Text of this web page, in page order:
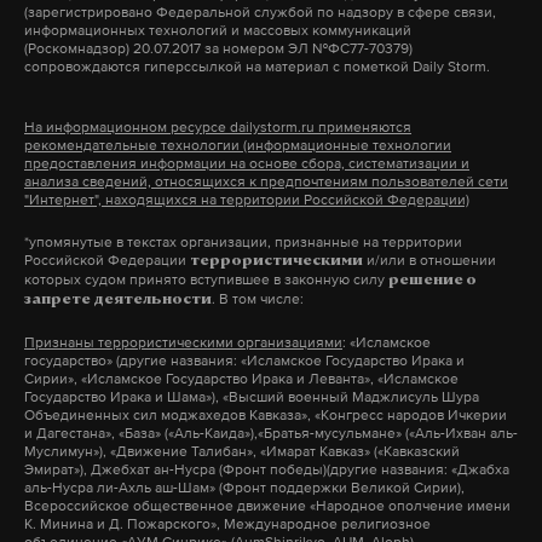
Подпишитесь на Daily Storm вMAX. Он
работает там, где тормозит интернет.
А еще мы есть вTelegram,Дзени VK
Макс Telegram
Дзен VK
Нарусова отсутствовала на
заседании Совета
Федерации, где приняли
закон о повышении
призывного возраста до 30
лет
* Meta, Facebook, Instagram признаны в России
Подпишитесь на Daily Storm вMAX. Он
работает там, где тормозит интернет.
А еще мы есть вTelegram,ДзениVK.
Дзен VK
#вшэ # экономика #реформа
(зарегистрировано Федеральной службой по надзору в сфере связи,
информационных технологий и массовых коммуникаций
(Роскомнадзор) 20.07.2017 за номером ЭЛ №ФС77-70379)
сопровождаются гиперссылкой на материал с пометкой Daily Storm.
На информационном ресурсе dailystorm.ru применяются
рекомендательные технологии (информационные технологии
предоставления информации на основе сбора, систематизации и
анализа сведений, относящихся к предпочтениям пользователей сети
"Интернет", находящихся на территории Российской Федерации)
*упомянутые в текстах организации, признанные на территории
Российской Федерации террористическими и/или в отношении
которых судом принято вступившее в законную силу решение о
запрете деятельности. В том числе:
Признаны террористическими организациями: «Исламское
государство» (другие названия: «Исламское Государство Ирака и
Сирии», «Исламское Государство Ирака и Леванта», «Исламское
Государство Ирака и Шама»), «Высший военный Маджлисуль Шура
Объединенных сил моджахедов Кавказа», «Конгресс народов Ичкерии
и Дагестана», «База» («Аль-Каида»),«Братья-мусульмане» («Аль-Ихван аль-
Муслимун»), «Движение Талибан», «Имарат Кавказ» («Кавказский
Эмират»), Джебхат ан-Нусра (Фронт победы)(другие названия: «Джабха
аль-Нусра ли-Ахль аш-Шам» (Фронт поддержки Великой Сирии),
Всероссийское общественное движение «Народное ополчение имени
К. Минина и Д. Пожарского», Международное религиозное